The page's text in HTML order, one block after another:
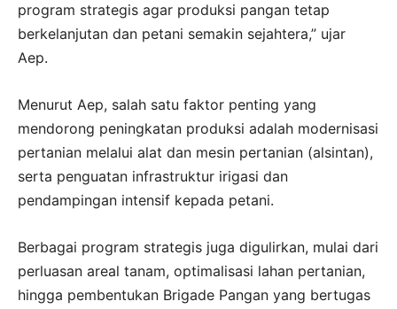
program strategis agar produksi pangan tetap
berkelanjutan dan petani semakin sejahtera,” ujar
Aep.
Menurut Aep, salah satu faktor penting yang
mendorong peningkatan produksi adalah modernisasi
pertanian melalui alat dan mesin pertanian (alsintan),
serta penguatan infrastruktur irigasi dan
pendampingan intensif kepada petani.
Berbagai program strategis juga digulirkan, mulai dari
perluasan areal tanam, optimalisasi lahan pertanian,
hingga pembentukan Brigade Pangan yang bertugas